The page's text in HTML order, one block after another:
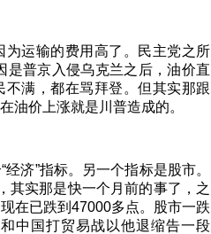
运输的费用高了。民主党之所
是普京入侵乌克兰之后，油价直
满，都在骂拜登。但其实那跟
油价上涨就是川普造成的。
济”指标。另一个指标是股市。
其实那是快一个月前的事了，之
在已跌到47000多点。股市一跌
中国打贸易战以他退缩告一段